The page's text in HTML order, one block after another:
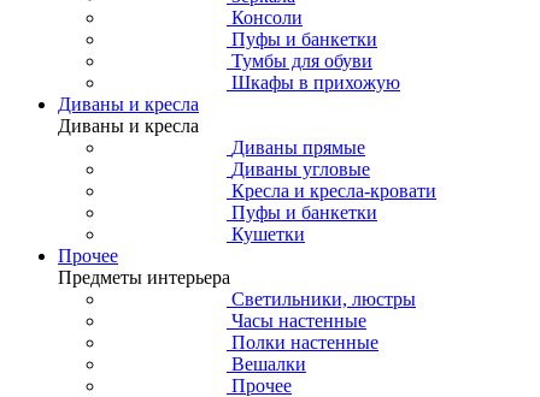
Консоли
Пуфы и банкетки
Тумбы для обуви
Шкафы в прихожую
Диваны и кресла
Диваны и кресла
Диваны прямые
Диваны угловые
Кресла и кресла-кровати
Пуфы и банкетки
Кушетки
Прочее
Предметы интерьера
Светильники, люстры
Часы настенные
Полки настенные
Вешалки
Прочее